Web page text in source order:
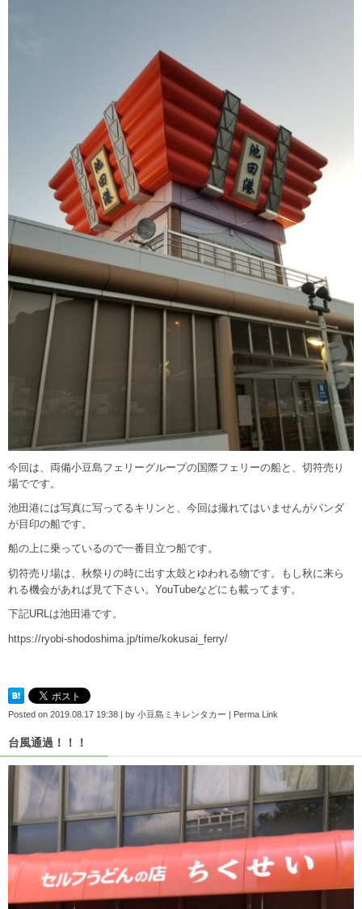
今回は、両備小豆島フェリーグループの国際フェリーの船と、切符売り
場でです。
池田港には写真に写ってるキリンと、今回は撮れてはいませんがパンダ
が目印の船です。
船の上に乗っているので一番目立つ船です。
切符売り場は、秋祭りの時に出す太鼓とゆわれる物です。もし秋に来ら
れる機会があれば見て下さい。YouTubeなどにも載ってます。
下記URLは池田港です。
https://ryobi-shodoshima.jp/time/kokusai_ferry/
Posted on 2019.08.17 19:38 | by 小豆島ミキレンタカー | Perma Link
台風通過！！！